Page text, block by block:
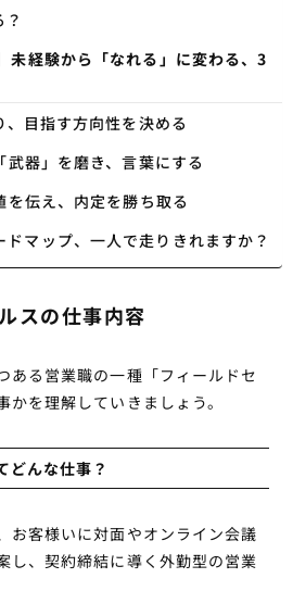
未経験から「なれる」に変わる、3
目指す方向性を決める
器」を磨き、言葉にする
伝え、内定を勝ち取る
ドマップ、一人で走りきれますか？
スの仕事内容
ある営業職の一種「フィールドセ
を理解していきましょう。
どんな仕事？
お客様いに対面やオンライン会議
し、契約締結に導く 外勤型の営業